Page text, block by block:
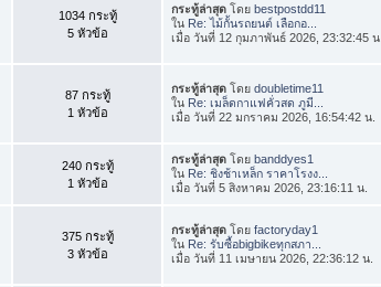
1034 กระทู้
5 หัวข้อ
กระทู้ล่าสุด โดยbestpostdd11
ใน Re: ไม้กั้นรถยนต์ เลือกอ...
เมื่อ วันที่ 12 กุมภาพันธ์ 2026, 23:32:45 น.
87 กระทู้
1 หัวข้อ
กระทู้ล่าสุด โดยdoubletime11
ใน Re: เมล็ดกาแฟคั่วสด ภูมี...
เมื่อ วันที่ 22 มกราคม 2026, 16:54:42 น.
240 กระทู้
1 หัวข้อ
กระทู้ล่าสุด โดยbanddyes1
ใน Re: ชิงช้าเหล็ก ราคาโรงง...
เมื่อ วันที่ 5 สิงหาคม 2026, 23:16:11 น.
375 กระทู้
3 หัวข้อ
กระทู้ล่าสุด โดยfactoryday1
ใน Re: รับซื้อbigbikeทุกสภา...
เมื่อ วันที่ 11 เมษายน 2026, 22:36:12 น.